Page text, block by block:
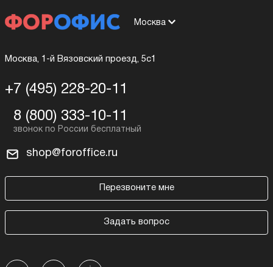
Москва
Москва, 1-й Вязовский проезд, 5с1
+7 (495) 228-20-11
8 (800) 333-10-11
shop@foroffice.ru
Перезвоните мне
Задать вопрос